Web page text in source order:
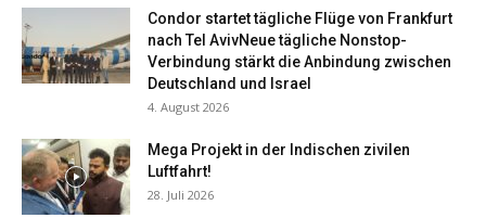
Condor startet tägliche Flüge von Frankfurt
nach Tel AvivNeue tägliche Nonstop-
Verbindung stärkt die Anbindung zwischen
Deutschland und Israel
4. August 2026
Mega Projekt in der Indischen zivilen
Luftfahrt!
28. Juli 2026